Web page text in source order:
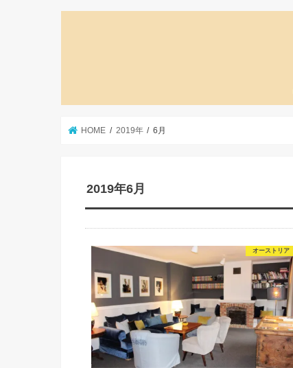
HOME 2019年 6月
2019年6月
オーストリア